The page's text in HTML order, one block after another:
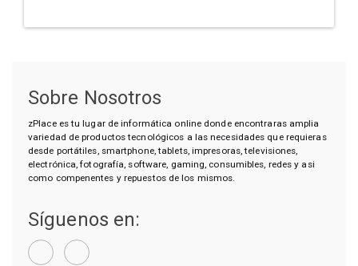
Sobre Nosotros
zPlace es tu lugar de informática online donde encontraras amplia
variedad de productos tecnológicos a las necesidades que requieras
desde portátiles, smartphone, tablets, impresoras, televisiones,
electrónica, fotografía, software, gaming, consumibles, redes y asi
como compenentes y repuestos de los mismos.
Síguenos en: